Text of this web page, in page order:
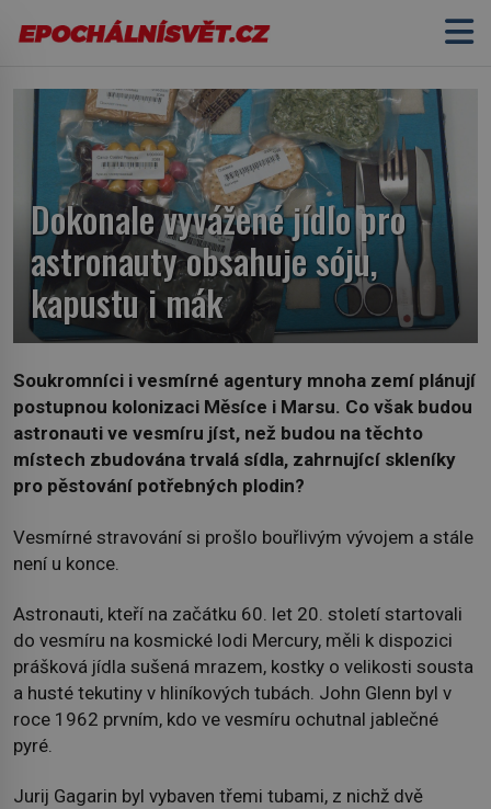
Dokonale vyvážené jídlo pro
astronauty obsahuje sóju,
kapustu i mák
Soukromníci i vesmírné agentury mnoha zemí plánují
postupnou kolonizaci Měsíce i Marsu. Co však budou
astronauti ve vesmíru jíst, než budou na těchto
místech zbudována trvalá sídla, zahrnující skleníky
pro pěstování potřebných plodin?
Vesmírné stravování si prošlo bouřlivým vývojem a stále
není u konce.
Astronauti, kteří na začátku 60. let 20. století startovali
do vesmíru na kosmické lodi Mercury, měli k dispozici
prášková jídla sušená mrazem, kostky o velikosti sousta
a husté tekutiny v hliníkových tubách. John Glenn byl v
roce 1962 prvním, kdo ve vesmíru ochutnal jablečné
pyré.
Jurij Gagarin byl vybaven třemi tubami, z nichž dvě